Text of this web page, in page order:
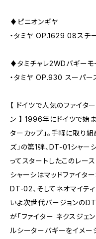
♦︎ピニオンギヤ
・タミヤ OP.1629 08スチ
♦︎タミチャレ2WDバギーモ
・タミヤ OP.930 スーパー
【 ドイツで人気のファイ
ン 】 1996年にドイツで始
ターカップ」。手軽に取り
ズ」の第1弾、DT-01シャ
ってスタートしたこのレー
シャーシはマッドファイタ
DT-02、そしてネオマイテ
いよ次世代バージョンの
が「ファイター ネクスジェ
ルシーターバギーをイメー